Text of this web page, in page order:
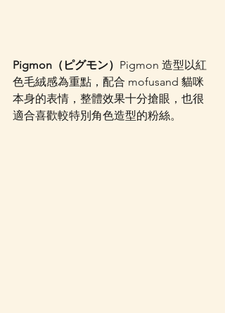
Pigmon（ピグモン） Pigmon 造型以紅
色毛絨感為重點，配合 mofusand 貓咪
本身的表情，整體效果十分搶眼，也很
適合喜歡較特別角色造型的粉絲。